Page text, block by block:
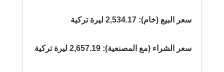
سعر البيع (خام): 2,534.17 ليرة تركية
سعر الشراء (مع المصنعية): 2,657.19 ليرة تركية